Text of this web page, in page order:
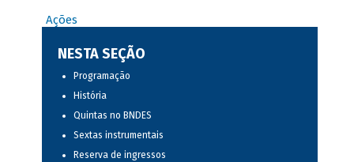
Ações
NESTA SEÇÃO
Programação
História
Quintas no BNDES
Sextas instrumentais
Reserva de ingressos